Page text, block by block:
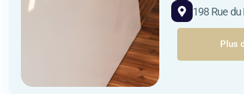
198 Rue
Plus